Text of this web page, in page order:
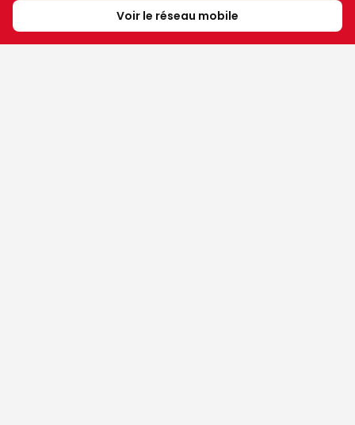
Voir le réseau mobile